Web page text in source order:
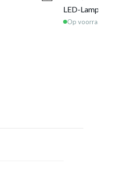
LED-Lamp
Op voorraad